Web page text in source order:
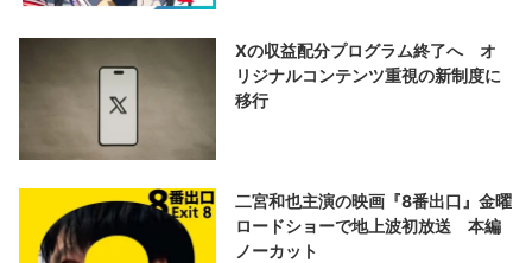
Xの収益配分プログラム終了へ オ
リジナルコンテンツ重視の新制度に
移行
二宮和也主演の映画『8番出口』金曜
ロードショーで地上波初放送 本編
ノーカット